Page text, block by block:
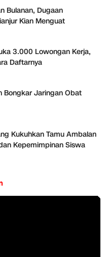
Bulanan, Dugaan
Kian Menguat
3.000 Lowongan Kerja,
Daftarnya
Bongkar Jaringan Obat
Kukuhkan Tamu Ambalan
Kepemimpinan Siswa